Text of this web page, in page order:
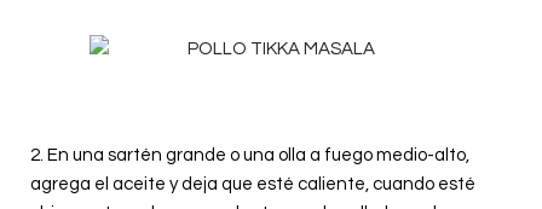
2. En una sartén grande o una olla a fuego medio-alto,
agrega el aceite y deja que esté caliente, cuando esté